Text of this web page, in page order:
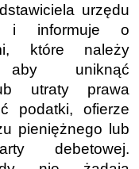
urzędu
i informuje o
które należy
aby uniknąć
utraty prawa
podatki, ofierze
pieniężnego lub
debetowej.